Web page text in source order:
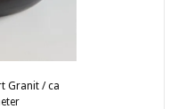
Granit / ca